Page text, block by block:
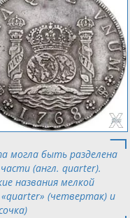
могла быть разделена
(англ. quarter).
названия мелкой
(четвертак) и